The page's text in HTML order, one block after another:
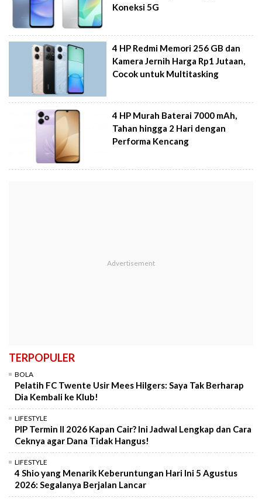
Koneksi 5G
4 HP Redmi Memori 256 GB dan
Kamera Jernih Harga Rp1 Jutaan,
Cocok untuk Multitasking
4 HP Murah Baterai 7000 mAh,
Tahan hingga 2 Hari dengan
Performa Kencang
TERPOPULER
BOLA
Pelatih FC Twente Usir Mees Hilgers: Saya Tak Berharap
Dia Kembali ke Klub!
LIFESTYLE
PIP Termin II 2026 Kapan Cair? Ini Jadwal Lengkap dan Cara
Ceknya agar Dana Tidak Hangus!
LIFESTYLE
4 Shio yang Menarik Keberuntungan Hari Ini 5 Agustus
2026: Segalanya Berjalan Lancar